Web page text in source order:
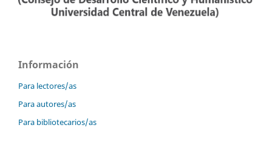
Información
Para lectores/as
Para autores/as
Para bibliotecarios/as